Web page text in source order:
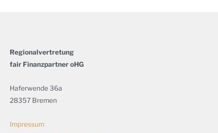
Regionalvertretung
fair Finanzpartner oHG
Haferwende 36a
28357 Bremen
Impressum